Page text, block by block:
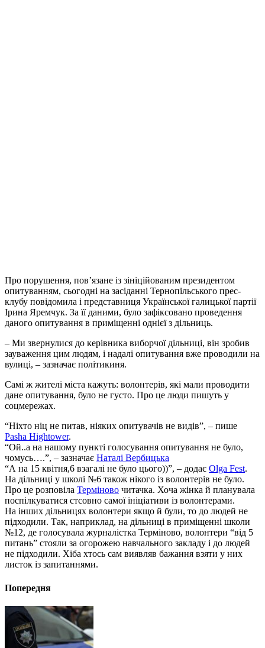
Про порушення, пов’язане із зініційованим президентом
опитуванням, сьогодні на засіданні Тернопільського прес-
клубу повідомила і представниця Української галицької партії
Ірина Яремчук. За її даними, було зафіксовано проведення
даного опитування в приміщенні однієї з дільниць.
– Ми звернулися до керівника виборчої дільниці, він зробив
зауваження цим людям, і надалі опитування вже проводили на
вулиці, – зазначає політикиня.
Самі ж жителі міста кажуть: волонтерів, які мали проводити
дане опитування, було не густо. Про це люди пишуть у
соцмережах.
“Ніхто ніц не питав, ніяких опитувачів не видів”, – пише
Pasha Hightower.
“Ой..а на нашому пункті голосування опитування не було,
чомусь….”, – зазначає Наталі Вербицька
“А на 15 квітня,6 взагалі не було цього))”, – додає Olga Fest.
На дільниці у школі №6 також нікого із волонтерів не було.
Про це розповіла Терміново читачка. Хоча жінка й планувала
поспілкуватися стсовно самої ініціативи із волонтерами.
На інших дільницях волонтери якщо й були, то до людей не
підходили. Так, наприклад, на дільниці в приміщенні школи
№12, де голосувала журналістка Терміново, волонтери “від 5
питань” стояли за огорожею навчального закладу і до людей
не підходили. Хіба хтось сам виявляв бажання взяти у них
листок із запитаннями.
Попередня